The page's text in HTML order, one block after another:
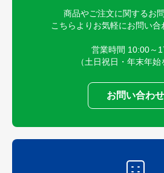
商品やご注文に関するお
こちらよりお気軽にお問い合
営業時間 10:00～
（土日祝日・年末年始
お問い合わせ